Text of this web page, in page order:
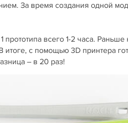
За время создания одной
всего 1-2 часа. Раньше
с помощью 3D принтера
– в 20 раз!